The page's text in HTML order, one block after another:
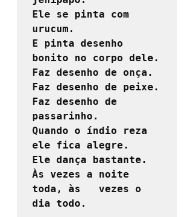
Ele se pinta com
urucum.
E pinta desenho
bonito no corpo dele.
Faz desenho de onça.
Faz desenho de peixe.
Faz desenho de
passarinho.
Quando o índio reza
ele fica alegre.
Ele dança bastante.
Às vezes a noite
toda, às   vezes o
dia todo.